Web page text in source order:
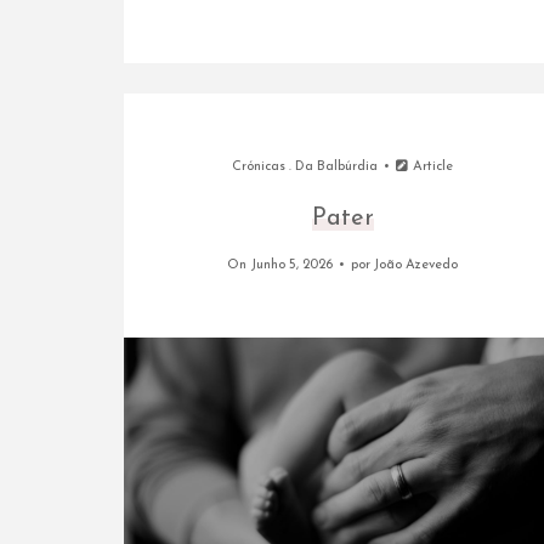
Crónicas. Da Balbúrdia Article
Pater
On Junho 5, 2026 por João Azevedo